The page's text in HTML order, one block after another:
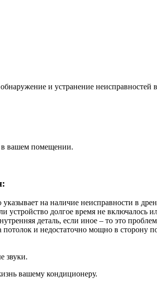
и устранение неисправностей
в вашем помещении.
на наличие неисправности в
устройство долгое время не включалось
деталь, если иное – то это
и недостаточно мощно в сторону
звуки.
вашему кондиционеру.